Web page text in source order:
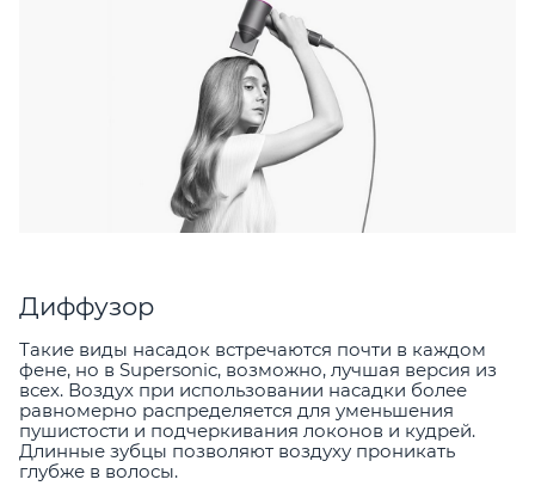
Диффузор
Такие виды насадок встречаются почти в каждом
фене, но в Supersonic, возможно, лучшая версия из
всех. Воздух при использовании насадки более
равномерно распределяется для уменьшения
пушистости и подчеркивания локонов и кудрей.
Длинные зубцы позволяют воздуху проникать
глубже в волосы.